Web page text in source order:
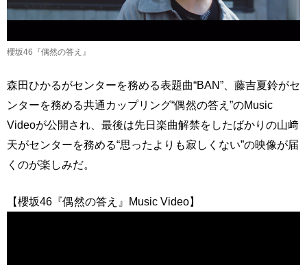
櫻坂46『偶然の答え』
森田ひかるがセンターを務める表題曲“BAN”、藤吉夏鈴がセ
ンターを務める共通カップリング“偶然の答え”のMusic
Videoが公開され、最後は先日楽曲解禁をしたばかりの山﨑
天がセンターを務める“思ったよりも寂しくない”の映像が届
くのが楽しみだ。
【櫻坂46『偶然の答え』Music Video】